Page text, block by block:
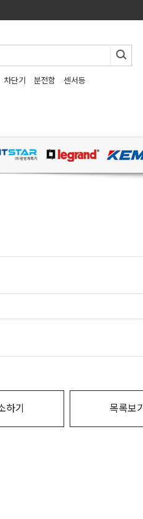
차단기 분전함 센서등
하기 목록보